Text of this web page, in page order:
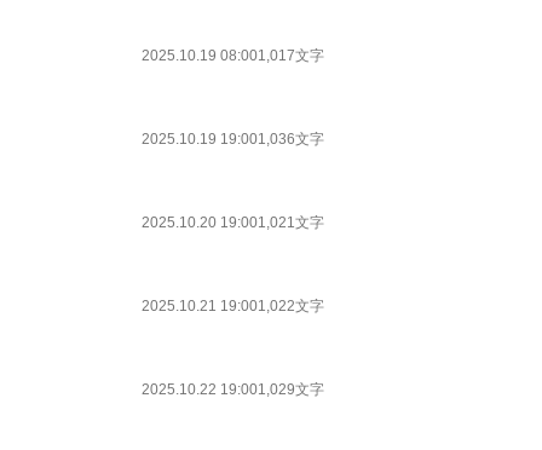
2025.10.19 08:001,017文字
2025.10.19 19:001,036文字
2025.10.20 19:001,021文字
2025.10.21 19:001,022文字
2025.10.22 19:001,029文字